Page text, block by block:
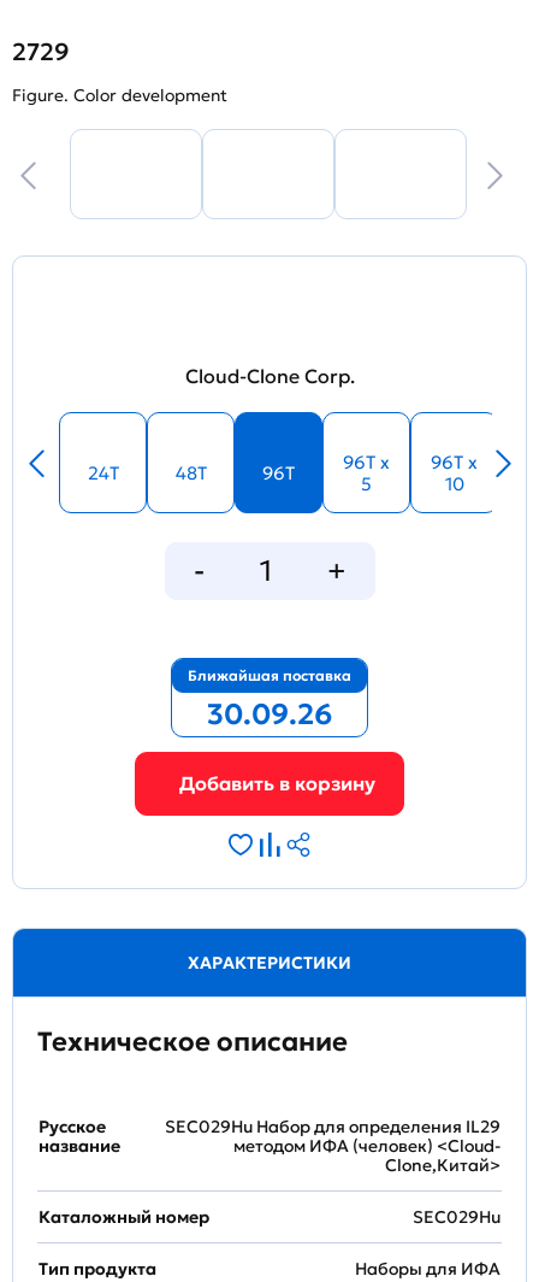
2729
Figure. Color development
Cloud-Clone Corp.
24T 48T 96T
96T x
5
96T x
10
Ближайшая поставка
30.09.26
ХАРАКТЕРИСТИКИ
Техническое описание
Русское
название
SEC029Hu Набор для определения IL29
методом ИФА (человек) <Cloud-
Clone,Китай>
Каталожный номер SEC029Hu
Тип продукта Наборы для ИФА